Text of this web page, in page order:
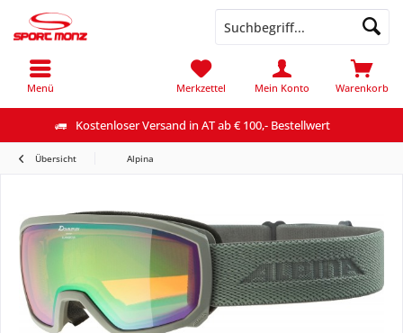
Kostenloser Versand in AT ab € 100,- Bestellwert
Menü Warenkorb
Merkzettel Mein Konto
Übersicht Alpina